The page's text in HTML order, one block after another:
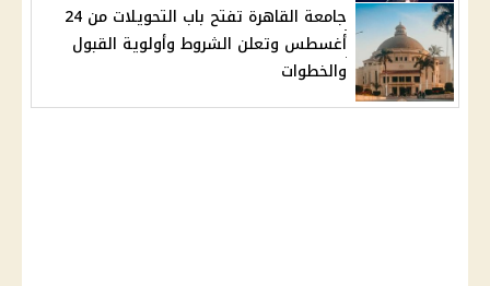
جامعة القاهرة تفتح باب التحويلات من 24
أغسطس وتعلن الشروط وأولوية القبول
والخطوات